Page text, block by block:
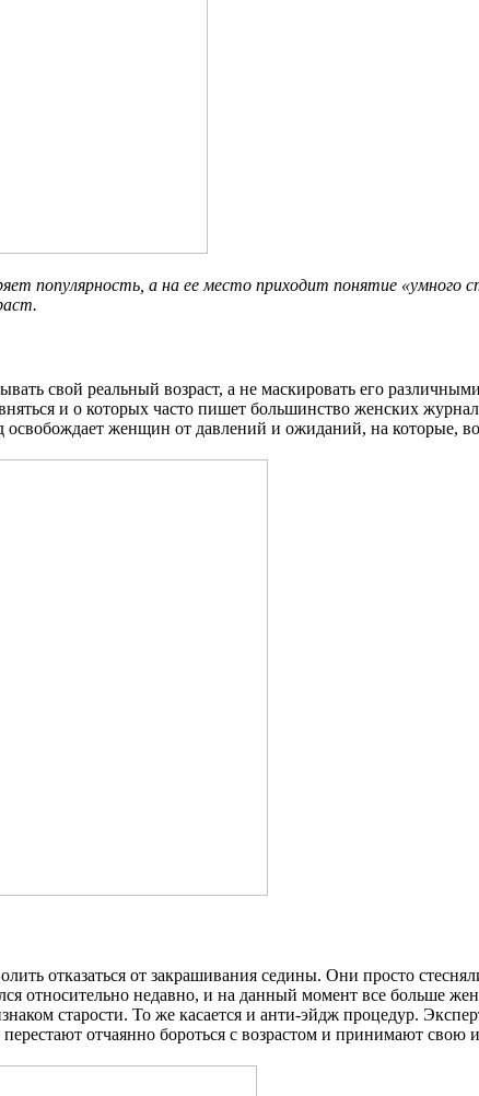
популярность, а на ее место приходит понятие «умного
свой реальный возраст, а не маскировать его
и о которых часто пишет большинство женских
женщин от давлений и ожиданий, на которые,
отказаться от закрашивания седины. Они просто
относительно недавно, и на данный момент все больше
старости. То же касается и анти-эйдж процедур.
отчаянно бороться с возрастом и принимают свою